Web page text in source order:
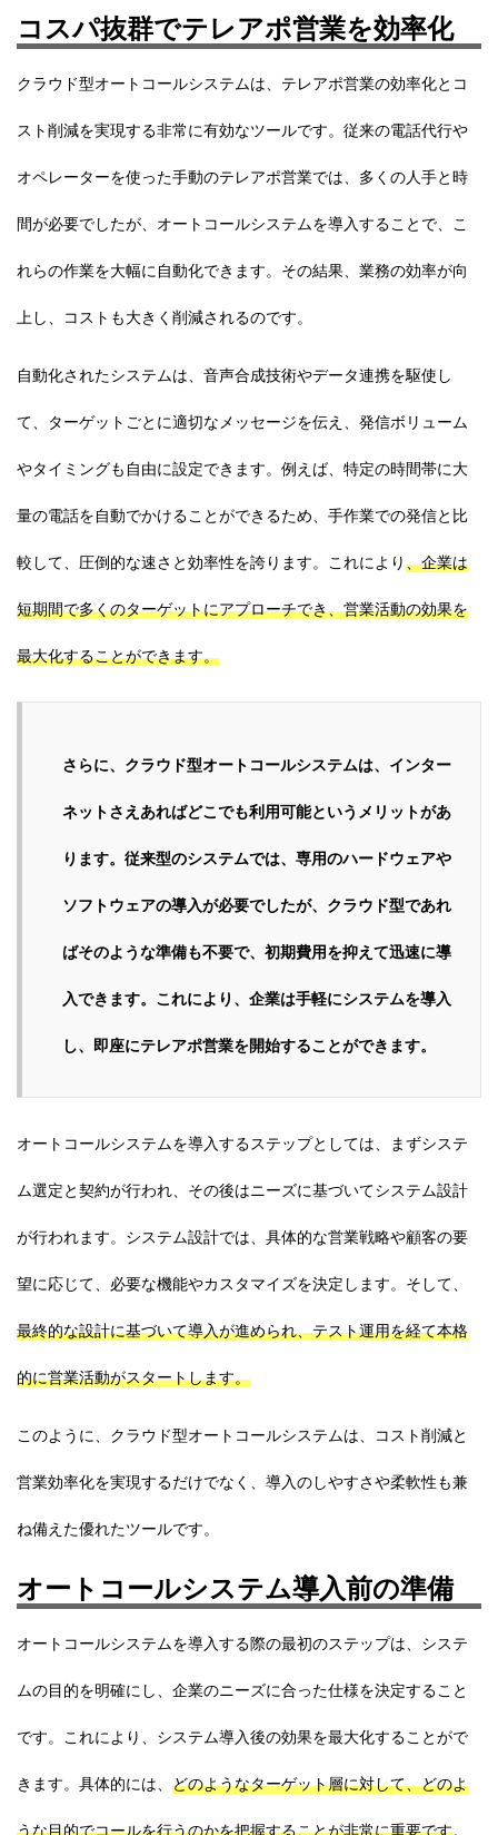
コスパ抜群でテレアポ営業を効率化
クラウド型オートコールシステムは、テレアポ営業の効率化とコ
スト削減を実現する非常に有効なツールです。従来の電話代行や
オペレーターを使った手動のテレアポ営業では、多くの人手と時
間が必要でしたが、オートコールシステムを導入することで、こ
れらの作業を大幅に自動化できます。その結果、業務の効率が向
上し、コストも大きく削減されるのです。
自動化されたシステムは、音声合成技術やデータ連携を駆使し
て、ターゲットごとに適切なメッセージを伝え、発信ボリューム
やタイミングも自由に設定できます。例えば、特定の時間帯に大
量の電話を自動でかけることができるため、手作業での発信と比
較して、圧倒的な速さと効率性を誇ります。これにより、企業は
短期間で多くのターゲットにアプローチでき、営業活動の効果を
最大化することができます。
さらに、クラウド型オートコールシステムは、インター
ネットさえあればどこでも利用可能というメリットがあ
ります。従来型のシステムでは、専用のハードウェアや
ソフトウェアの導入が必要でしたが、クラウド型であれ
ばそのような準備も不要で、初期費用を抑えて迅速に導
入できます。これにより、企業は手軽にシステムを導入
し、即座にテレアポ営業を開始することができます。
オートコールシステムを導入するステップとしては、まずシステ
ム選定と契約が行われ、その後はニーズに基づいてシステム設計
が行われます。システム設計では、具体的な営業戦略や顧客の要
望に応じて、必要な機能やカスタマイズを決定します。そして、
最終的な設計に基づいて導入が進められ、テスト運用を経て本格
的に営業活動がスタートします。
このように、クラウド型オートコールシステムは、コスト削減と
営業効率化を実現するだけでなく、導入のしやすさや柔軟性も兼
ね備えた優れたツールです。
オートコールシステム導入前の準備
オートコールシステムを導入する際の最初のステップは、システ
ムの目的を明確にし、企業のニーズに合った仕様を決定すること
です。これにより、システム導入後の効果を最大化することがで
きます。具体的には、 どのようなターゲット層に対して、どのよ
うな目的でコールを行うのかを把握することが非常に重要です。